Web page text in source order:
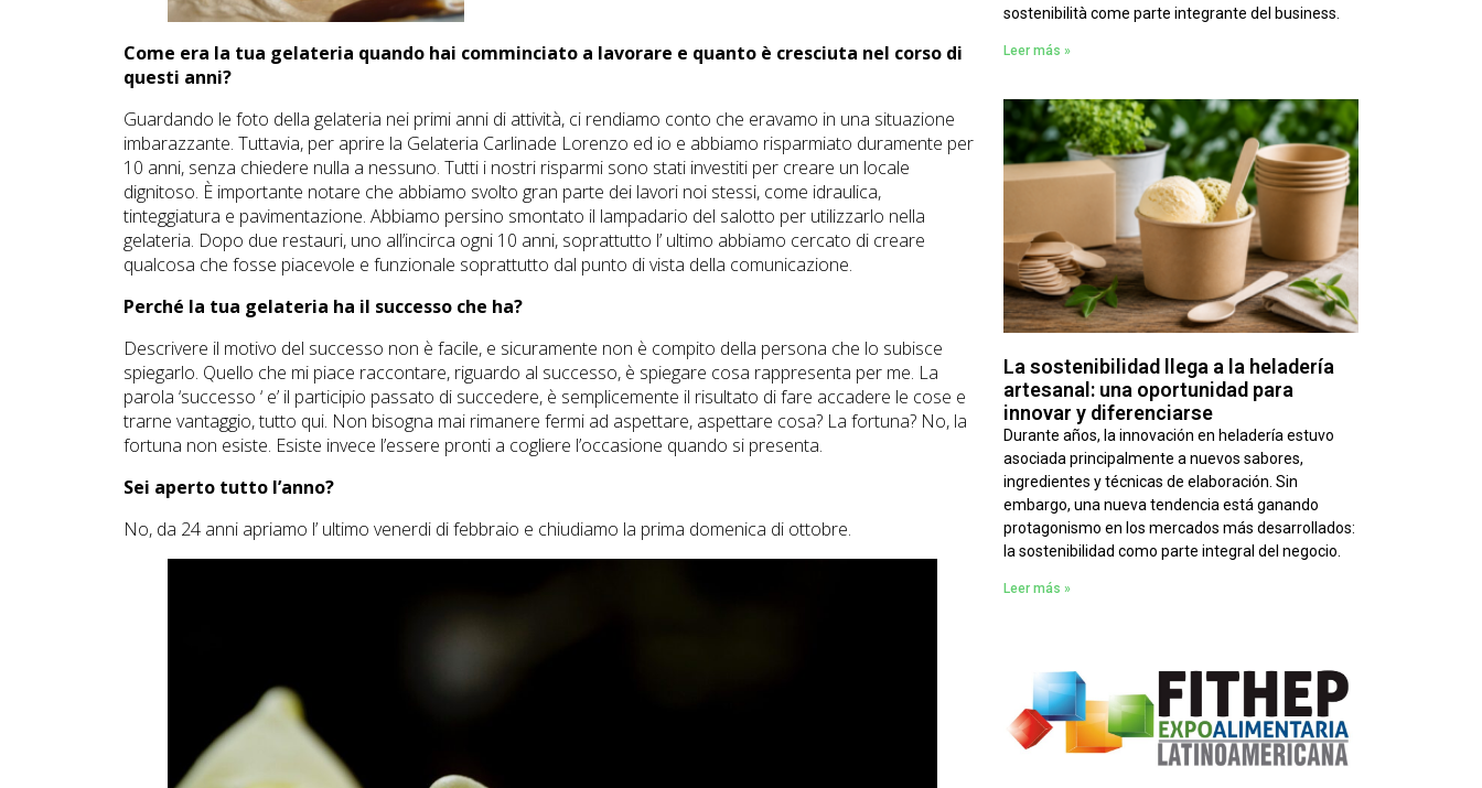
Come era la tua gelateria quando hai comminciato a lavorare e quanto è cresciuta nel corso di
questi anni?
Guardando le foto della gelateria nei primi anni di attività, ci rendiamo conto che eravamo in una situazione
imbarazzante. Tuttavia, per aprire la Gelateria Carlinade Lorenzo ed io e abbiamo risparmiato duramente per
10 anni, senza chiedere nulla a nessuno. Tutti i nostri risparmi sono stati investiti per creare un locale
dignitoso. È importante notare che abbiamo svolto gran parte dei lavori noi stessi, come idraulica,
tinteggiatura e pavimentazione. Abbiamo persino smontato il lampadario del salotto per utilizzarlo nella
gelateria. Dopo due restauri, uno all’incirca ogni 10 anni, soprattutto l’ ultimo abbiamo cercato di creare
qualcosa che fosse piacevole e funzionale soprattutto dal punto di vista della comunicazione.
Perché la tua gelateria ha il successo che ha?
Descrivere il motivo del successo non è facile, e sicuramente non è compito della persona che lo subisce
spiegarlo. Quello che mi piace raccontare, riguardo al successo, è spiegare cosa rappresenta per me. La
parola ‘successo ‘ e’ il participio passato di succedere, è semplicemente il risultato di fare accadere le cose e
trarne vantaggio, tutto qui. Non bisogna mai rimanere fermi ad aspettare, aspettare cosa? La fortuna? No, la
fortuna non esiste. Esiste invece l’essere pronti a cogliere l’occasione quando si presenta.
Sei aperto tutto l’anno?
No, da 24 anni apriamo l’ ultimo venerdi di febbraio e chiudiamo la prima domenica di ottobre.
sostenibilità come parte integrante del business.
Leer más »
La sostenibilidad llega a la heladería
artesanal: una oportunidad para
innovar y diferenciarse
Durante años, la innovación en heladería estuvo
asociada principalmente a nuevos sabores,
ingredientes y técnicas de elaboración. Sin
embargo, una nueva tendencia está ganando
protagonismo en los mercados más desarrollados:
la sostenibilidad como parte integral del negocio.
Leer más »